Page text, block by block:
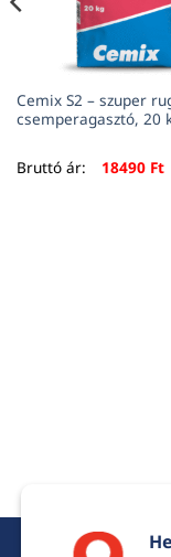
Cemix S2 – szuper
csemperagasztó, 20
Bruttó ár: 18490 Ft